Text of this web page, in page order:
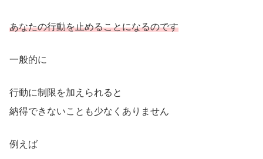
あなたの行動を止めることになるのです
一般的に
行動に制限を加えられると
納得できないことも少なくありません
例えば